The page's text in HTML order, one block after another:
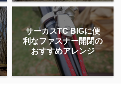
サーカスTC BIGに便
利なファスナー開閉の
おすすめアレンジ